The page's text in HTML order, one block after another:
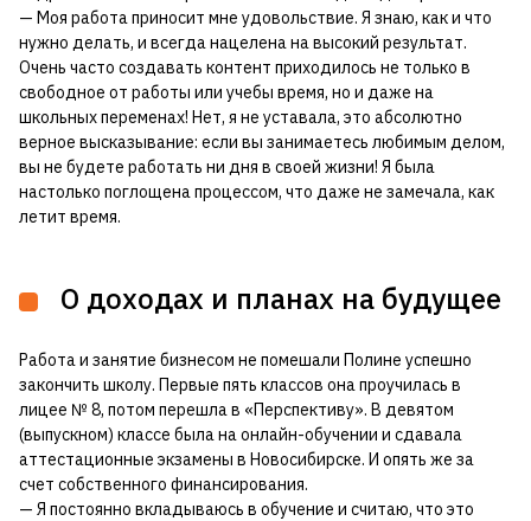
— Моя работа приносит мне удовольствие. Я знаю, как и что
нужно делать, и всегда нацелена на высокий результат.
Очень часто создавать контент приходилось не только в
свободное от работы или учебы время, но и даже на
школьных переменах! Нет, я не уставала, это абсолютно
верное высказывание: если вы занимаетесь любимым делом,
вы не будете работать ни дня в своей жизни! Я была
настолько поглощена процессом, что даже не замечала, как
летит время.
О доходах и планах на будущее
Работа и занятие бизнесом не помешали Полине успешно
закончить школу. Первые пять классов она проучилась в
лицее № 8, потом перешла в «Перспективу». В девятом
(выпускном) классе была на онлайн-обучении и сдавала
аттестационные экзамены в Новосибирске. И опять же за
счет собственного финансирования.
— Я постоянно вкладываюсь в обучение и считаю, что это